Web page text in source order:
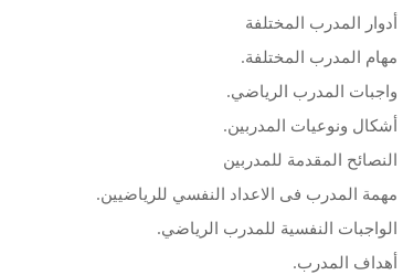
أدوار المدرب المختلفة
مهام المدرب المختلفة.
واجبات المدرب الرياضي.
أشكال ونوعيات المدربين.
النصائح المقدمة للمدربين
مهمة المدرب فى الاعداد النفسي للرياضيين.
الواجبات النفسية للمدرب الرياضي.
أهداف المدرب.